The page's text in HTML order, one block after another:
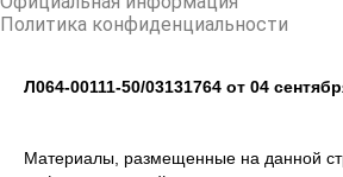
Политика конфиденциальности
Л064-00111-50/03131764 от 04
Материалы, размещенные на данной